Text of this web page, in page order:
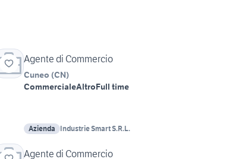
Agente di Commercio
Cuneo (CN)
CommercialeAltroFull time
Azienda Industrie Smart S.R.L.
Agente di Commercio